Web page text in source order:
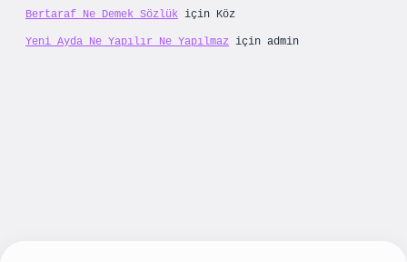
Bertaraf Ne Demek Sözlük için Köz
Yeni Ayda Ne Yapılır Ne Yapılmaz için admin